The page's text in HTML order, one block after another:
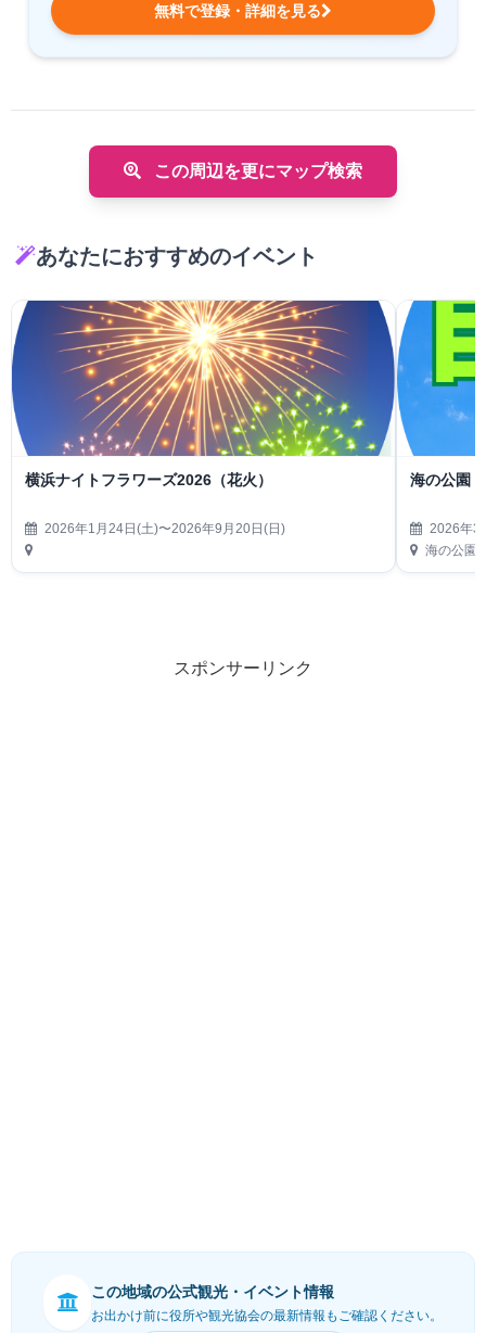
無料で登録・詳細を見る
この周辺を更にマップ検索
あなたにおすすめのイベント
横浜ナイトフラワーズ2026（花火）
2026年1月24日(土)〜2026年9月20日(日)
海の公園
2026年3
海の公園
スポンサーリンク
この地域の公式観光・イベント情報
お出かけ前に役所や観光協会の最新情報もご確認ください。